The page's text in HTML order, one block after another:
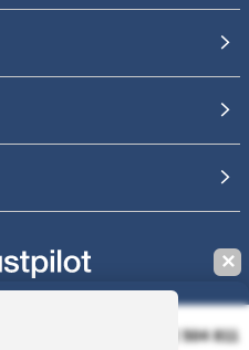
SAS - R.C.S. DOLE 504 811
✕